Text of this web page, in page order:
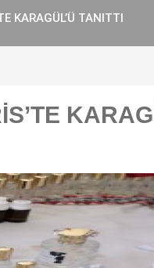
KARAGÜL’Ü TANITTI